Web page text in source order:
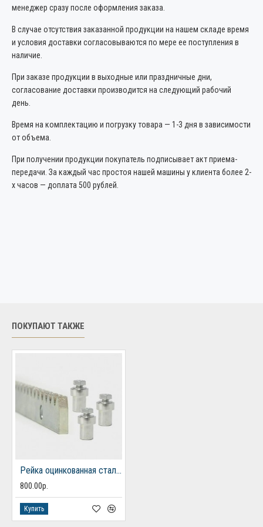
менеджер сразу после оформления заказа.
В случае отсутствия заказанной продукции на нашем складе время
и условия доставки согласовываются по мере ее поступления в
наличие.
При заказе продукции в выходные или праздничные дни,
согласование доставки производится на следующий рабочий
день.
Время на комплектацию и погрузку товара — 1-3 дня в зависимости
от объема.
При получении продукции покупатель подписывает акт приема-
передачи. За каждый час простоя нашей машины у клиента более 2-
х часов — доплата 500 рублей.
ПОКУПАЮТ ТАКЖЕ
Рейка оцинкованная стальная зубчатая FURNITEH (8мм) 1 метр.
800.00р.
Купить